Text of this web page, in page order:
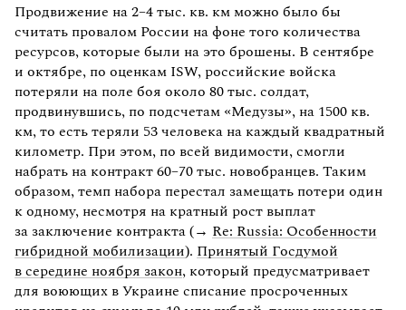
Продвижение на 2–4 тыс. кв. км можно было бы
считать провалом России на фоне того количества
ресурсов, которые были на это брошены. В сентябре
и октябре, по оценкам ISW, российские войска
потеряли на поле боя около 80 тыс. солдат,
продвинувшись, по подсчетам «Медузы», на 1500 кв.
км, то есть теряли 53 человека на каждый квадратный
километр. При этом, по всей видимости, смогли
набрать на контракт 60–70 тыс. новобранцев. Таким
образом, темп набора перестал замещать потери один
к одному, несмотря на кратный рост выплат
за заключение контракта (→ Re: Russia: Особенности
гибридной мобилизации). Принятый Госдумой
в середине ноября закон, который предусматривает
для воюющих в Украине списание просроченных